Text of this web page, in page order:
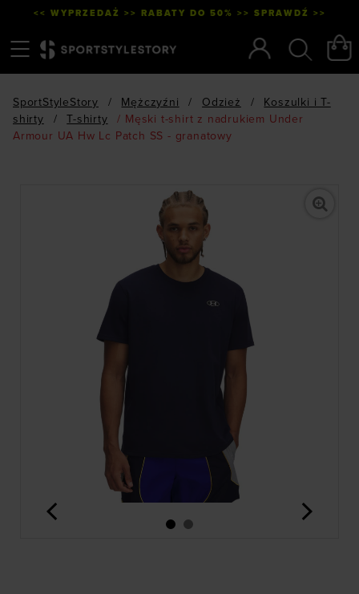
<< WYPRZEDAŻ >> RABATY DO 50% >> SPRAWDŹ >>
SportStyleStory / Mężczyźni / Odzież /
Koszulki i T-
shirty
/ T-shirty / Męski t-shirt z nadrukiem Under
Armour UA Hw Lc Patch SS - granatowy
<